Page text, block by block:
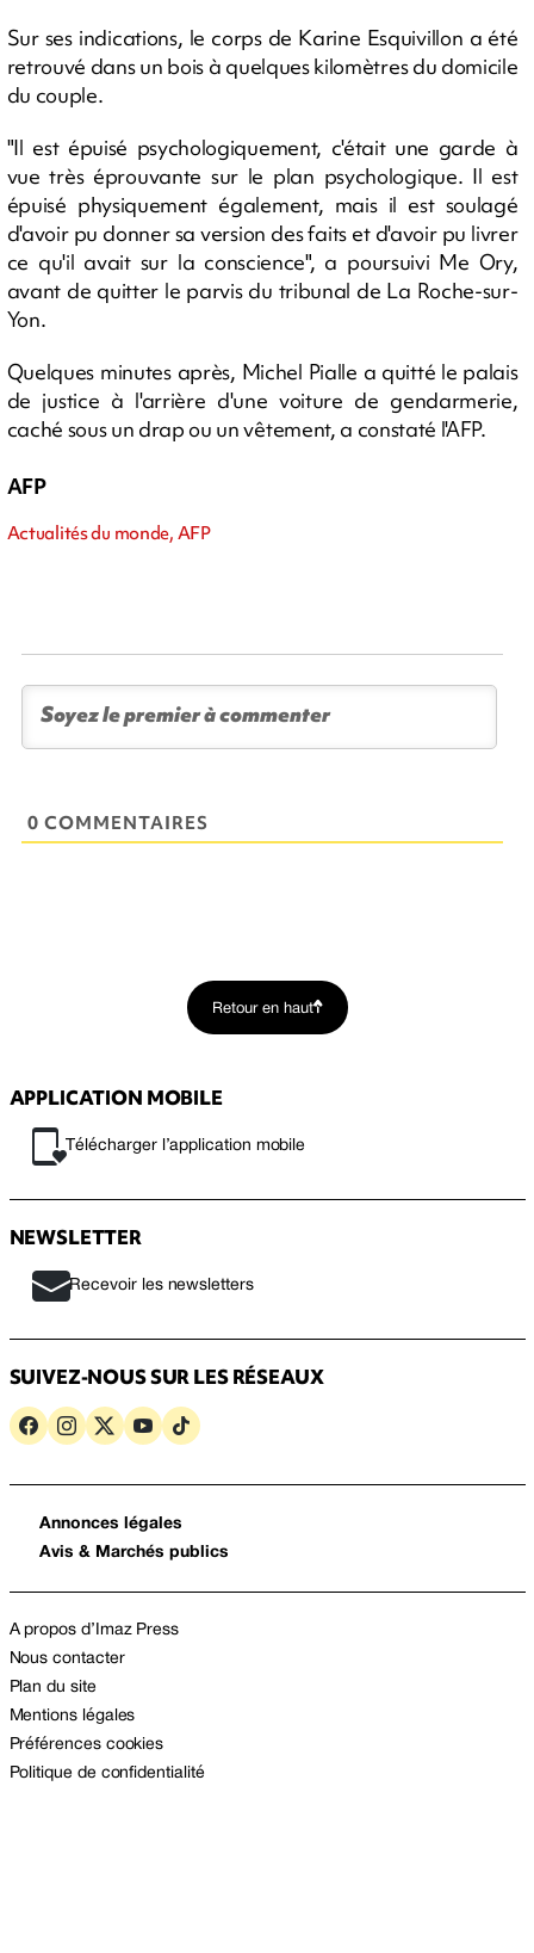
Sur ses indications, le corps de Karine Esquivillon a été
retrouvé dans un bois à quelques kilomètres du domicile
du couple.
"Il est épuisé psychologiquement, c'était une garde à
vue très éprouvante sur le plan psychologique. Il est
épuisé physiquement également, mais il est soulagé
d'avoir pu donner sa version des faits et d'avoir pu livrer
ce qu'il avait sur la conscience", a poursuivi Me Ory,
avant de quitter le parvis du tribunal de La Roche-sur-
Yon.
Quelques minutes après, Michel Pialle a quitté le palais
de justice à l'arrière d'une voiture de gendarmerie,
caché sous un drap ou un vêtement, a constaté l'AFP.
AFP
Actualités du monde, AFP
0 COMMENTAIRES
Retour en haut
APPLICATION MOBILE
Télécharger l’application mobile
NEWSLETTER
Recevoir les newsletters
SUIVEZ-NOUS SUR LES RÉSEAUX
Annonces légales
Avis & Marchés publics
A propos d’Imaz Press
Nous contacter
Plan du site
Mentions légales
Préférences cookies
Politique de confidentialité